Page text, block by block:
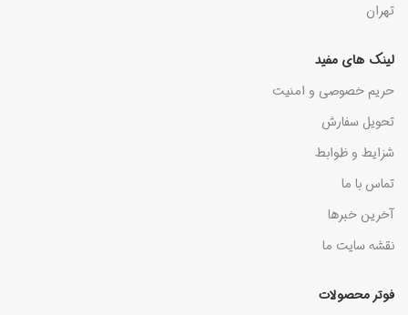
تهران
لینک های مفید
حریم خصوصی و امنیت
تحویل سفارش
شزایط و ظوابط
تماس با ما
آخرین خبرها
نقشه سایت ما
فوتر محصولات